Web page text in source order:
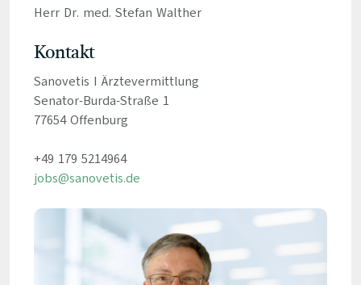
Herr Dr. med. Stefan Walther
Kontakt
Sanovetis I Ärztevermittlung
Senator-Burda-Straße 1
77654 Offenburg
+49 179 5214964
jobs@sanovetis.de